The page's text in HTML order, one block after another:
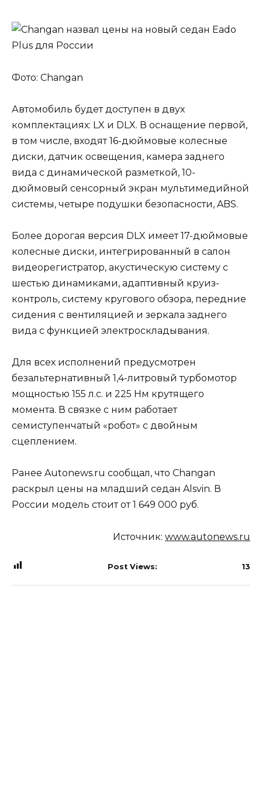
Фото: Changan
Автомобиль будет доступен в двух
комплектациях: LX и DLX. В оснащение первой,
в том числе, входят 16-дюймовые колесные
диски, датчик освещения, камера заднего
вида с динамической разметкой, 10-
дюймовый сенсорный экран мультимедийной
системы, четыре подушки безопасности, ABS.
Более дорогая версия DLX имеет 17-дюймовые
колесные диски, интегрированный в салон
видеорегистратор, акустическую систему с
шестью динамиками, адаптивный круиз-
контроль, систему кругового обзора, передние
сидения с вентиляцией и зеркала заднего
вида с функцией электроскладывания.
Для всех исполнений предусмотрен
безальтернативный 1,4-литровый турбомотор
мощностью 155 л.с. и 225 Нм крутящего
момента. В связке с ним работает
семиступенчатый «робот» с двойным
сцеплением.
Ранее Autonews.ru сообщал, что Changan
раскрыл цены на младший седан Alsvin. В
России модель стоит от 1 649 000 руб.
Источник: www.autonews.ru
Post Views: 13